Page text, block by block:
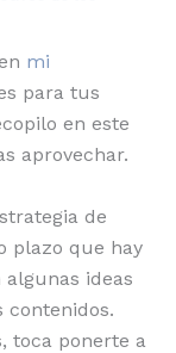
mi
para tus
en este
aprovechar.
de
plazo que hay
ideas
contenidos.
toca ponerte a